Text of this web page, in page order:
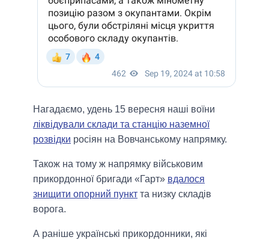
Нагадаємо, удень 15 вересня наші воїни
ліквідували склади та станцію наземної
розвідки росіян на Вовчанському напрямку.
Також на тому ж напрямку військовим
прикордонної бригади «Гарт» вдалося
знищити опорний пункт та низку складів
ворога.
А раніше українські прикордонники, які